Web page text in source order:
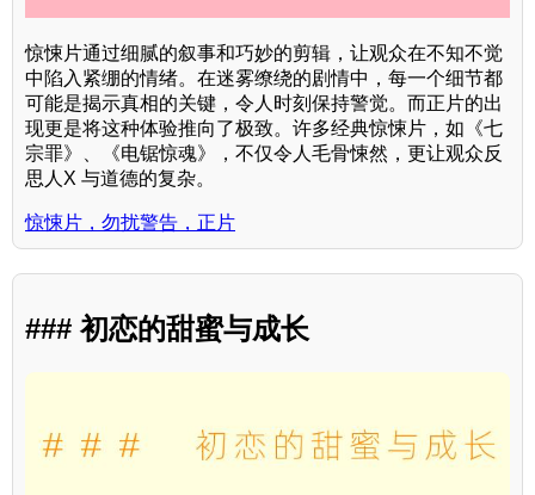
惊悚片通过细腻的叙事和巧妙的剪辑，让观众在不知不觉
中陷入紧绷的情绪。在迷雾缭绕的剧情中，每一个细节都
可能是揭示真相的关键，令人时刻保持警觉。而正片的出
现更是将这种体验推向了极致。许多经典惊悚片，如《七
宗罪》、《电锯惊魂》，不仅令人毛骨悚然，更让观众反
思人X 与道德的复杂。
惊悚片，勿扰警告，正片
### 初恋的甜蜜与成长